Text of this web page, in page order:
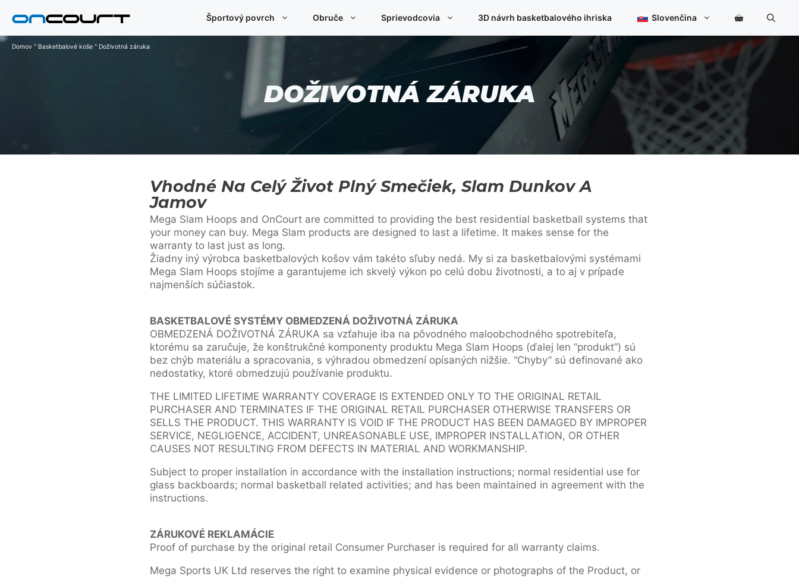
Športový povrch Obruče Sprievodcovia 3D návrh basketbalového ihriska Slovenčina
Domov " Basketbalové koše " Doživotná záruka
DOŽIVOTNÁ ZÁRUKA
Vhodné Na Celý Život Plný Smečiek, Slam Dunkov A
Jamov
Mega Slam Hoops and OnCourt are committed to providing the best residential basketball systems that
your money can buy. Mega Slam products are designed to last a lifetime. It makes sense for the
warranty to last just as long.
Žiadny iný výrobca basketbalových košov vám takéto sľuby nedá. My si za basketbalovými systémami
Mega Slam Hoops stojíme a garantujeme ich skvelý výkon po celú dobu životnosti, a to aj v prípade
najmenších súčiastok.
BASKETBALOVÉ SYSTÉMY OBMEDZENÁ DOŽIVOTNÁ ZÁRUKA
OBMEDZENÁ DOŽIVOTNÁ ZÁRUKA sa vzťahuje iba na pôvodného maloobchodného spotrebiteľa,
ktorému sa zaručuje, že konštrukčné komponenty produktu Mega Slam Hoops (ďalej len “produkt”) sú
bez chýb materiálu a spracovania, s výhradou obmedzení opísaných nižšie. “Chyby” sú definované ako
nedostatky, ktoré obmedzujú používanie produktu.
THE LIMITED LIFETIME WARRANTY COVERAGE IS EXTENDED ONLY TO THE ORIGINAL RETAIL
PURCHASER AND TERMINATES IF THE ORIGINAL RETAIL PURCHASER OTHERWISE TRANSFERS OR
SELLS THE PRODUCT. THIS WARRANTY IS VOID IF THE PRODUCT HAS BEEN DAMAGED BY IMPROPER
SERVICE, NEGLIGENCE, ACCIDENT, UNREASONABLE USE, IMPROPER INSTALLATION, OR OTHER
CAUSES NOT RESULTING FROM DEFECTS IN MATERIAL AND WORKMANSHIP.
Subject to proper installation in accordance with the installation instructions; normal residential use for
glass backboards; normal basketball related activities; and has been maintained in agreement with the
instructions.
ZÁRUKOVÉ REKLAMÁCIE
Proof of purchase by the original retail Consumer Purchaser is required for all warranty claims.
Mega Sports UK Ltd reserves the right to examine physical evidence or photographs of the Product, or